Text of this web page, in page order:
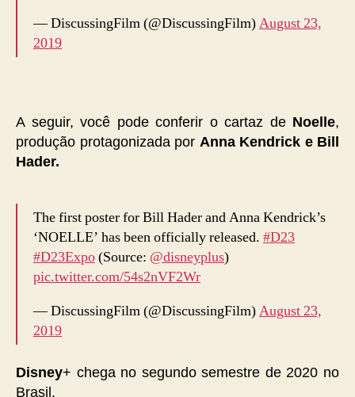
— DiscussingFilm (@DiscussingFilm)August 23,
2019
A seguir, você pode conferir o cartaz de Noelle,
produção protagonizada por Anna Kendrick e Bill
Hader.
The first poster for Bill Hader and Anna Kendrick’s
‘NOELLE’ has been officially released. #D23
#D23Expo(Source: @disneyplus)
pic.twitter.com/54s2nVF2Wr
— DiscussingFilm (@DiscussingFilm)August 23,
2019
Disney+ chega no segundo semestre de 2020 no
Brasil.